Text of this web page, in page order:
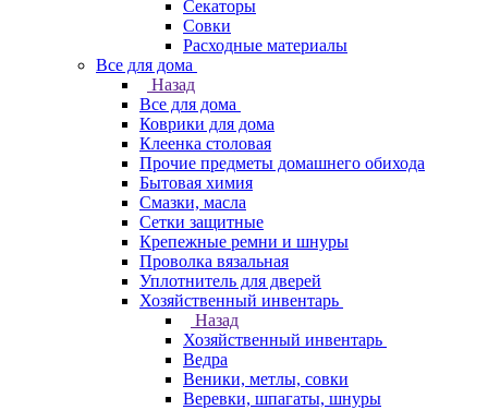
Секаторы
Совки
Расходные материалы
Все для дома
Назад
Все для дома
Коврики для дома
Клеенка столовая
Прочие предметы домашнего обихода
Бытовая химия
Смазки, масла
Сетки защитные
Крепежные ремни и шнуры
Проволка вязальная
Уплотнитель для дверей
Хозяйственный инвентарь
Назад
Хозяйственный инвентарь
Ведра
Веники, метлы, совки
Веревки, шпагаты, шнуры